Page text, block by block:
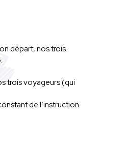
départ, nos trois
trois voyageurs (qui
de l’instruction.